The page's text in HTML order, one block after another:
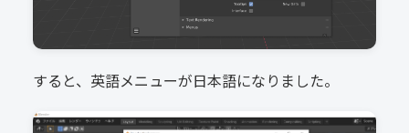
すると、英語メニューが日本語になりました。